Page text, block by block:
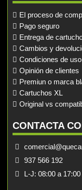
El proceso de
Pago seguro
Entrega de
Cambios y
Condiciones de uso
Opinión de clientes
Premiun o marca
Cartuchos XL
Original vs
CONTACTA
937 566 192
L-J: 08:00 a